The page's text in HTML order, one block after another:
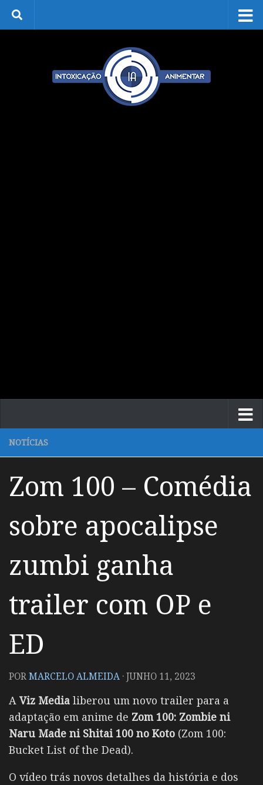
Skip to content
NOTÍCIAS
Zom 100 – Comédia
sobre apocalipse
zumbi ganha
trailer com OP e
ED
PORMARCELO ALMEIDA ·JUNHO 11, 2023
A Viz Media liberou um novo trailer para a
adaptação em anime de Zom 100: Zombie ni
Naru Made ni Shitai 100 no Koto (Zom 100:
Bucket List of the Dead).
O vídeo trás novos detalhes da história e dos